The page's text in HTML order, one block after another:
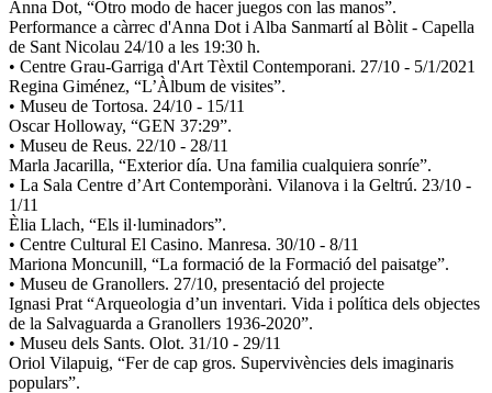
Anna Dot, “Otro modo de hacer juegos con las manos”.
Performance a càrrec d'Anna Dot i Alba Sanmartí al Bòlit - Capella
de Sant Nicolau 24/10 a les 19:30 h.
• Centre Grau-Garriga d'Art Tèxtil Contemporani. 27/10 - 5/1/2021
Regina Giménez, “L’Àlbum de visites”.
• Museu de Tortosa. 24/10 - 15/11
Oscar Holloway, “GEN 37:29”.
• Museu de Reus. 22/10 - 28/11
Marla Jacarilla, “Exterior día. Una familia cualquiera sonríe”.
• La Sala Centre d’Art Contemporàni. Vilanova i la Geltrú. 23/10 -
1/11
Èlia Llach, “Els il·luminadors”.
• Centre Cultural El Casino. Manresa. 30/10 - 8/11
Mariona Moncunill, “La formació de la Formació del paisatge”.
• Museu de Granollers. 27/10, presentació del projecte
Ignasi Prat “Arqueologia d’un inventari. Vida i política dels objectes
de la Salvaguarda a Granollers 1936-2020”.
• Museu dels Sants. Olot. 31/10 - 29/11
Oriol Vilapuig, “Fer de cap gros. Supervivències dels imaginaris
populars”.